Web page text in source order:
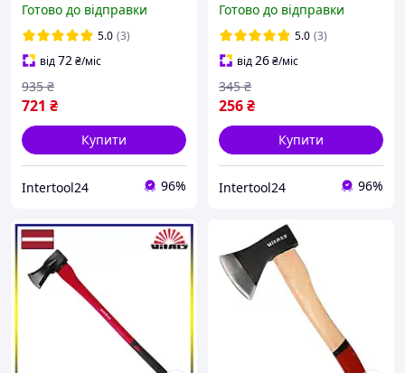
дому та дачі
Готово до відправки
5.0 (3)
від72₴/міс
721 ₴
935 ₴
Купити
Intertool24 96%
Сокира для дров, для
дому та дачі
Готово до відправки
5.0 (3)
від26₴/міс
256₴
345 ₴
Купити
Intertool24 96%